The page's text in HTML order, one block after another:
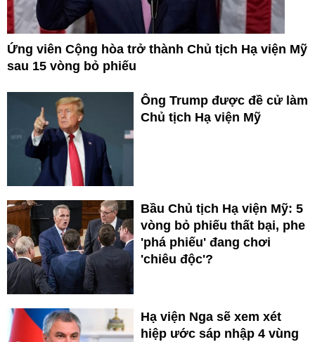
Ứng viên Cộng hòa trở thành Chủ tịch Hạ viện Mỹ
sau 15 vòng bỏ phiếu
Ông Trump được đề cử làm
Chủ tịch Hạ viện Mỹ
Bầu Chủ tịch Hạ viện Mỹ: 5
vòng bỏ phiếu thất bại, phe
'phá phiếu' đang chơi
'chiêu độc'?
Hạ viện Nga sẽ xem xét
hiệp ước sáp nhập 4 vùng